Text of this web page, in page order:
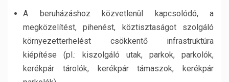
A beruházáshoz közvetlenül kapcsolódó, a
megközelítést, pihenést, köztisztaságot szolgáló
környezetterhelést csökkentő infrastruktúra
kiépítése (pl.: kiszolgáló utak, parkok, parkolók,
kerékpár tárolók, kerékpár támaszok, kerékpár